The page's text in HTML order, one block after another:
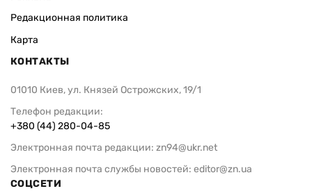
Редакционная политика
Карта
КОНТАКТЫ
01010 Киев, ул. Князей Острожских, 19/1
Телефон редакции:
+380 (44) 280-04-85
Электронная почта редакции: zn94@ukr.net
Электронная почта службы новостей: editor@zn.ua
СОЦСЕТИ